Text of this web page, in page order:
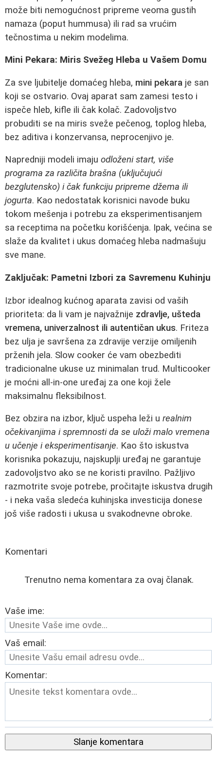
može biti nemogućnost pripreme veoma gustih
namaza (poput hummusa) ili rad sa vrućim
tečnostima u nekim modelima.
Mini Pekara: Miris Svežeg Hleba u Vašem Domu
Za sve ljubitelje domaćeg hleba, mini pekara je san
koji se ostvario. Ovaj aparat sam zamesi testo i
ispeče hleb, kifle ili čak kolač. Zadovoljstvo
probuditi se na miris sveže pečenog, toplog hleba,
bez aditiva i konzervansa, neprocenjivo je.
Napredniji modeli imaju odloženi start, više
programa za različita brašna (uključujući
bezglutensko) i čak funkciju pripreme džema ili
jogurta. Kao nedostatak korisnici navode buku
tokom mešenja i potrebu za eksperimentisanjem
sa receptima na početku korišćenja. Ipak, većina se
slaže da kvalitet i ukus domaćeg hleba nadmašuju
sve mane.
Zaključak: Pametni Izbori za Savremenu Kuhinju
Izbor idealnog kućnog aparata zavisi od vaših
prioriteta: da li vam je najvažnije zdravlje, ušteda
vremena, univerzalnost ili autentičan ukus. Friteza
bez ulja je savršena za zdravije verzije omiljenih
prženih jela. Slow cooker će vam obezbediti
tradicionalne ukuse uz minimalan trud. Multicooker
je moćni all-in-one uređaj za one koji žele
maksimalnu fleksibilnost.
Bez obzira na izbor, ključ uspeha leži u realnim
očekivanjima i spremnosti da se uloži malo vremena
u učenje i eksperimentisanje. Kao što iskustva
korisnika pokazuju, najskuplji uređaj ne garantuje
zadovoljstvo ako se ne koristi pravilno. Pažljivo
razmotrite svoje potrebe, pročitajte iskustva drugih
- i neka vaša sledeća kuhinjska investicija donese
još više radosti i ukusa u svakodnevne obroke.
Komentari
Trenutno nema komentara za ovaj članak.
Vaše ime:
Vaš email:
Komentar:
Slanje komentara